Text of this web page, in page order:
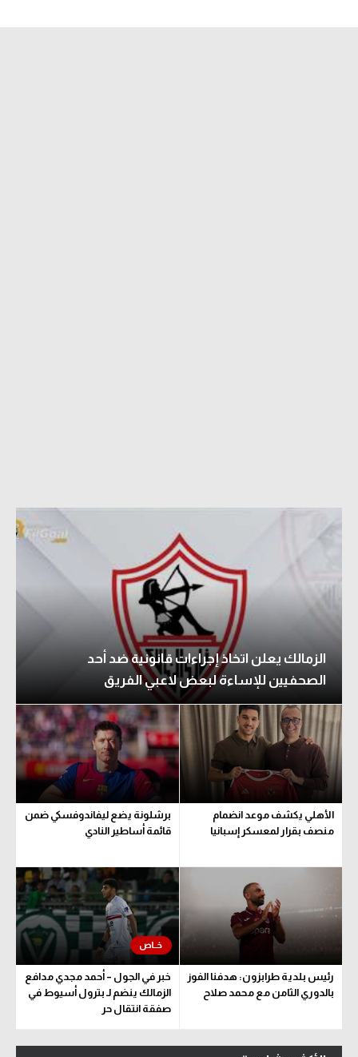
الزمالك يعلن اتخاذ إجراءات قانونية ضد أحد
الصحفيين للإساءة لبعض لاعبي الفريق
الأهلي يكشف موعد انضمام
منصف بقرار لمعسكر إسبانيا
برشلونة يضع ليفاندوفسكي ضمن
قائمة أساطير النادي
رئيس بلدية طرابزون: هدفنا الفوز
بالدوري الثامن مع محمد صلاح
خبر في الجول – أحمد مجدي مدافع
الزمالك ينضم لـ بترول أسيوط في
صفقة انتقال حر